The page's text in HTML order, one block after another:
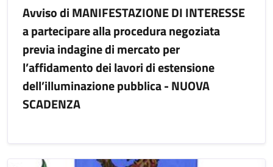
Avviso di MANIFESTAZIONE DI INTERESSE
a partecipare alla procedura negoziata
previa indagine di mercato per
l’affidamento dei lavori di estensione
dell’illuminazione pubblica - NUOVA
SCADENZA